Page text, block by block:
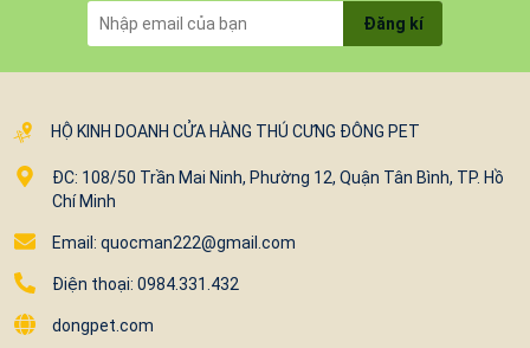
Đăng kí
HỘ KINH DOANH CỬA HÀNG THÚ CƯNG ĐÔNG PET
ĐC: 108/50 Trần Mai Ninh, Phường 12, Quận Tân Bình, TP. Hồ
Chí Minh
Email: quocman222@gmail.com
Điện thoại: 0984.331.432
dongpet.com